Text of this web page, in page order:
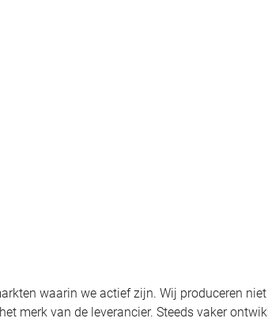
waarin we actief zijn. Wij produceren
merk van de leverancier. Steeds vaker